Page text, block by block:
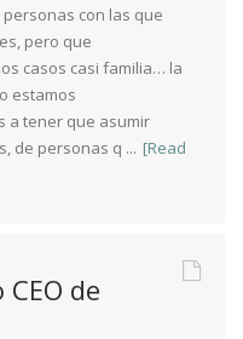
con las que
pero que
casos casi familia… la
estamos
a tener que asumir
de personas q ... [Read
de